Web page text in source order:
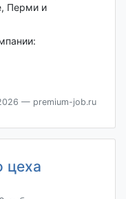
Перми и
— premium-job.ru
цеха